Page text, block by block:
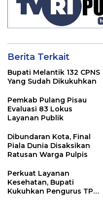
Berita Terkait
Bupati Melantik 132 CPNS
Yang Sudah Dikukuhkan
Pemkab Pulang Pisau
Evaluasi 83 Lokus
Layanan Publik
Dibundaran Kota, Final
Piala Dunia Disaksikan
Ratusan Warga Pulpis
Perkuat Layanan
Kesehatan, Bupati
Kukuhkan Pengurus TP